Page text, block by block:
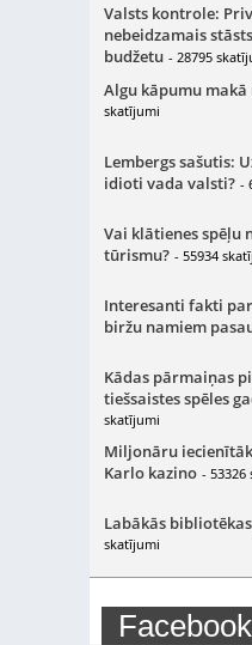
Valsts kontrole:
nebeidzamais
budžetu - 28795
Algu kāpumu makā
skatījumi
Lembergs sašutis:
idioti vada valsti? -
Vai klātienes spēļu
tūrismu? - 55934
Interesanti fakti
biržu namiem
Kādas pārmaiņas
tiešsaistes spēles
skatījumi
Miljonāru
Karlo kazino - 53326
Labākās
skatījumi
Facebook